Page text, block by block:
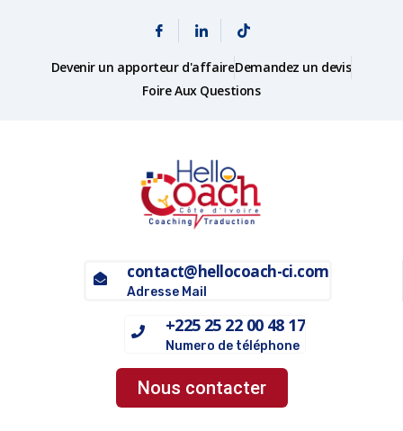
Devenir un apporteur d'affaireDemandez un devis
Foire Aux Questions
contact@hellocoach-ci.com
Adresse Mail
+225 25 22 00 48 17
Numero de téléphone
Nous contacter